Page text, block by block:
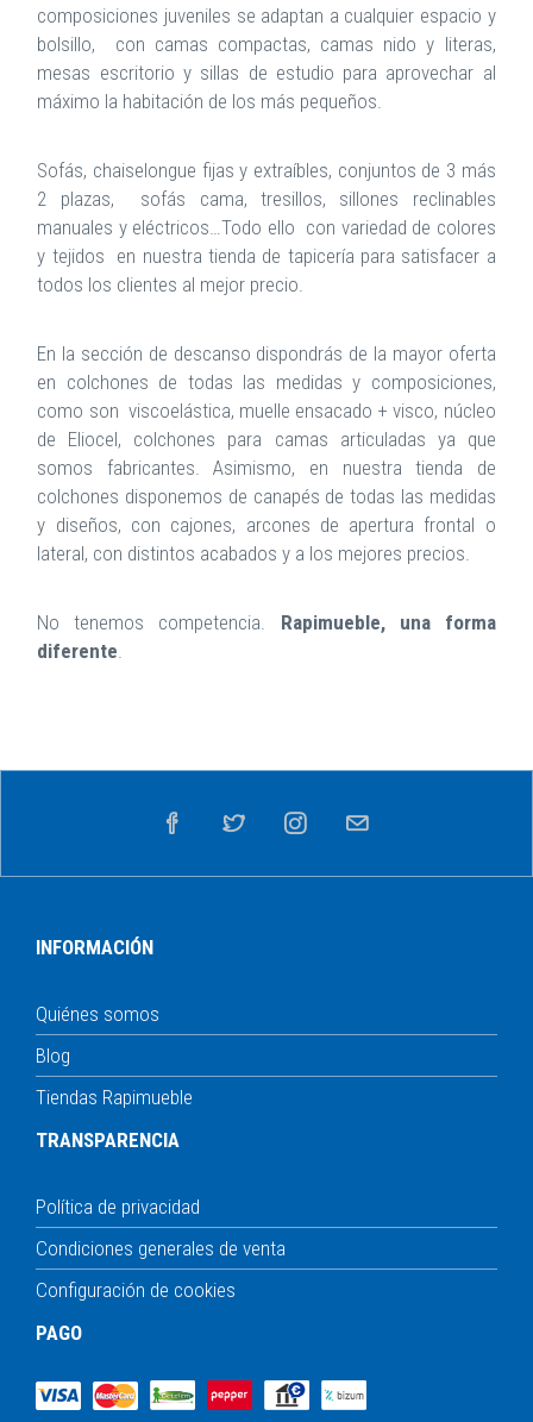
composiciones juveniles se adaptan a cualquier espacio y
bolsillo, con camas compactas, camas nido y literas,
mesas escritorio y sillas de estudio para aprovechar al
máximo la habitación de los más pequeños.
Sofás, chaiselongue fijas y extraíbles, conjuntos de 3 más
2 plazas, sofás cama, tresillos, sillones reclinables
manuales y eléctricos…Todo ello con variedad de colores
y tejidos en nuestra tienda de tapicería para satisfacer a
todos los clientes al mejor precio.
En la sección de descanso dispondrás de la mayor oferta
en colchones de todas las medidas y composiciones,
como son viscoelástica, muelle ensacado + visco, núcleo
de Eliocel, colchones para camas articuladas ya que
somos fabricantes. Asimismo, en nuestra tienda de
colchones disponemos de canapés de todas las medidas
y diseños, con cajones, arcones de apertura frontal o
lateral, con distintos acabados y a los mejores precios.
No tenemos competencia. Rapimueble, una forma
diferente.
INFORMACIÓN
Quiénes somos
Blog
Tiendas Rapimueble
TRANSPARENCIA
Política de privacidad
Condiciones generales de venta
Configuración de cookies
PAGO